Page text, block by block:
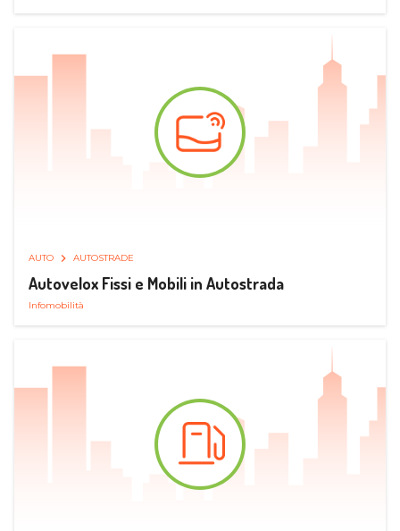
AUTO AUTOSTRADE
Autovelox Fissi e Mobili in Autostrada
Infomobilità